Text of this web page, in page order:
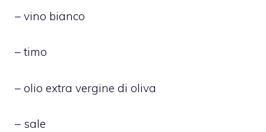
– vino bianco
– timo
– olio extra vergine di oliva
– sale